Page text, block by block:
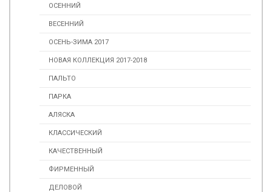
ОСЕННИЙ
ВЕСЕННИЙ
ОСЕНЬ-ЗИМА 2017
НОВАЯ КОЛЛЕКЦИЯ 2017-2018
ПАЛЬТО
ПАРКА
АЛЯСКА
КЛАССИЧЕСКИЙ
КАЧЕСТВЕННЫЙ
ФИРМЕННЫЙ
ДЕЛОВОЙ